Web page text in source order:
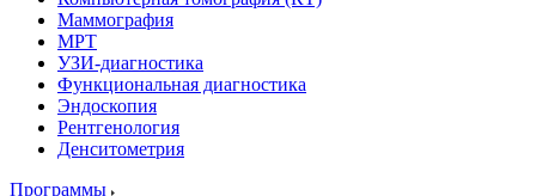
Маммография
МРТ
УЗИ-диагностика
Функциональная диагностика
Эндоскопия
Рентгенология
Денситометрия
Программы